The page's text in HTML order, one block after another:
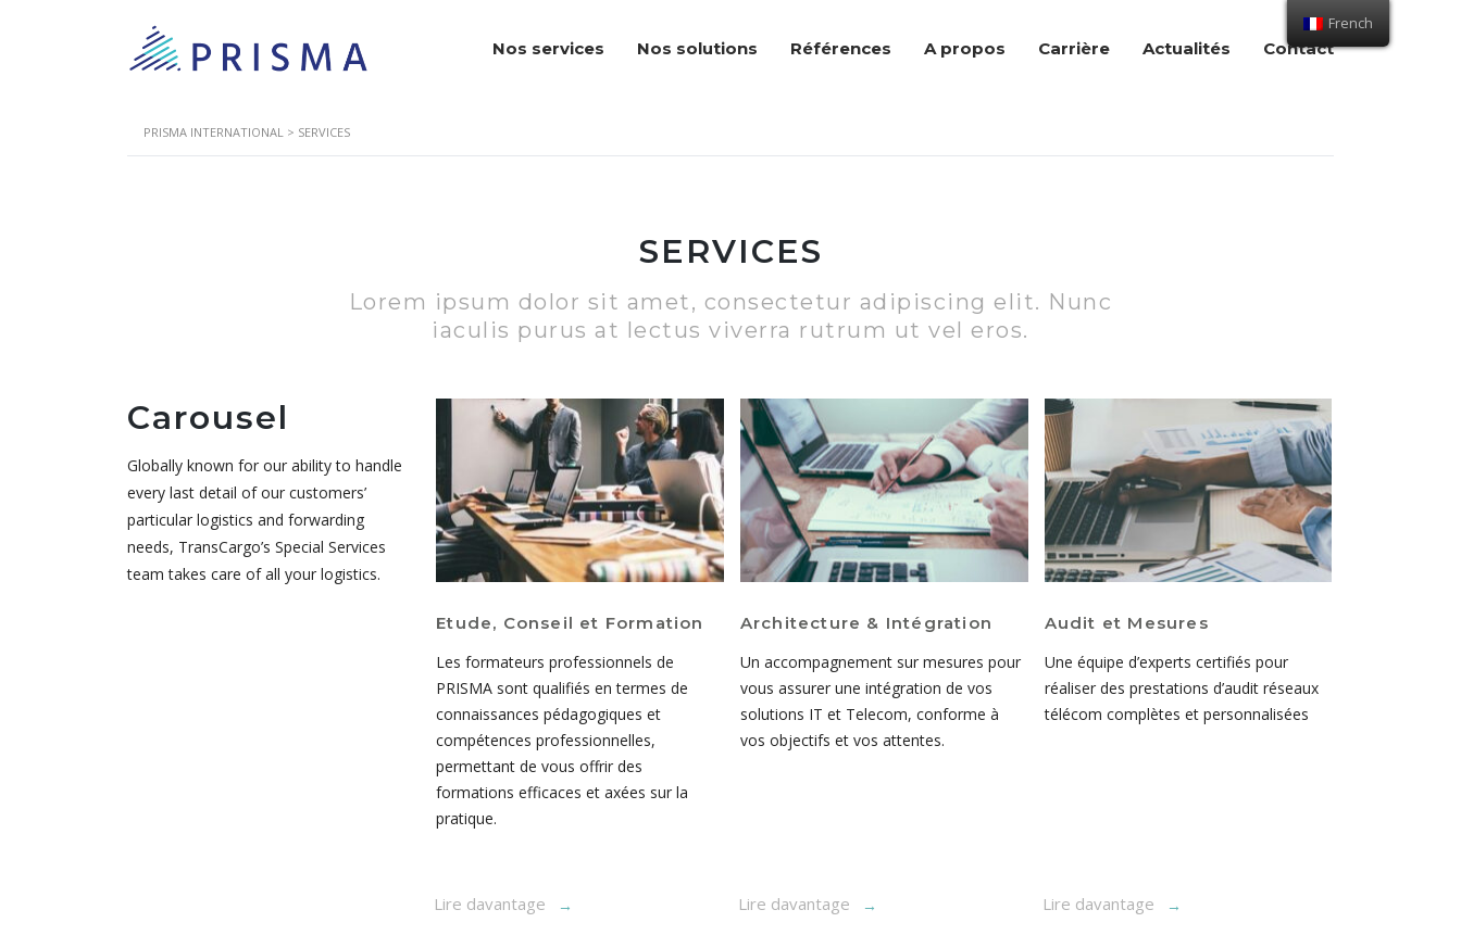
Nos services Nos solutions Références A propos Carrière Actualités Contact
PRISMA INTERNATIONAL > SERVICES
SERVICES
Lorem ipsum dolor sit amet, consectetur adipiscing elit. Nunc
iaculis purus at lectus viverra rutrum ut vel eros.
Carousel
Globally known for our ability to handle
every last detail of our customers’
particular logistics and forwarding
needs, TransCargo’s Special Services
team takes care of all your logistics.
Etude, Conseil et Formation
Les formateurs professionnels de
PRISMA sont qualifiés en termes de
connaissances pédagogiques et
compétences professionnelles,
permettant de vous offrir des
formations efficaces et axées sur la
pratique.
Lire davantage
Architecture & Intégration
Un accompagnement sur mesures pour
vous assurer une intégration de vos
solutions IT et Telecom, conforme à
vos objectifs et vos attentes.
Lire davantage
Audit et Mesures
Une équipe d’experts certifiés pour
réaliser des prestations d’audit réseaux
télécom complètes et personnalisées
Lire davantage
French